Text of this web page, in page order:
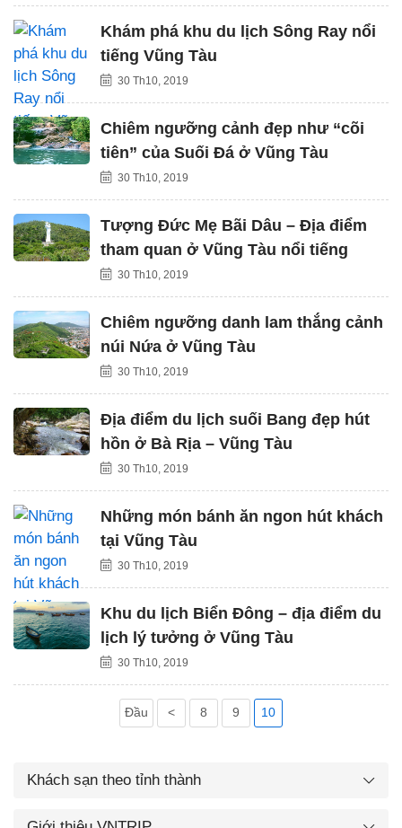
Khám phá khu du lịch Sông Ray nổi
tiếng Vũng Tàu
30 Th10, 2019
Chiêm ngưỡng cảnh đẹp như “cõi
tiên” của Suối Đá ở Vũng Tàu
30 Th10, 2019
Tượng Đức Mẹ Bãi Dâu – Địa điểm
tham quan ở Vũng Tàu nổi tiếng
30 Th10, 2019
Chiêm ngưỡng danh lam thắng cảnh
núi Nứa ở Vũng Tàu
30 Th10, 2019
Địa điểm du lịch suối Bang đẹp hút
hồn ở Bà Rịa – Vũng Tàu
30 Th10, 2019
Những món bánh ăn ngon hút khách
tại Vũng Tàu
30 Th10, 2019
Khu du lịch Biển Đông – địa điểm du
lịch lý tưởng ở Vũng Tàu
30 Th10, 2019
Đầu < 8 9 10
Khách sạn theo tỉnh thành